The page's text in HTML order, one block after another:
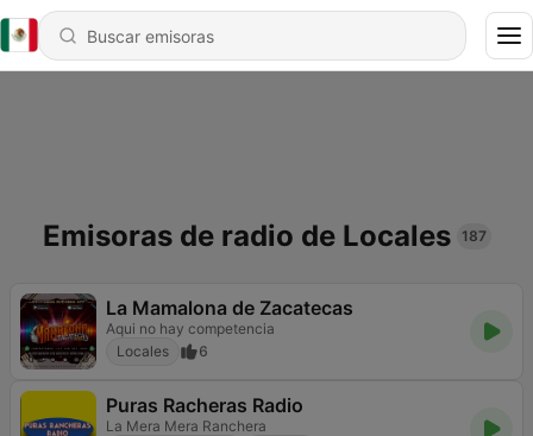
Emisoras de radio de Locales 187
La Mamalona de Zacatecas
Aqui no hay competencia
Locales
6
Puras Racheras Radio
La Mera Mera Ranchera